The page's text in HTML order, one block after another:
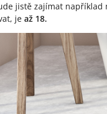
jistě zajímat například
je až 18.